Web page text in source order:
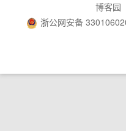
博客园
浙公网安备